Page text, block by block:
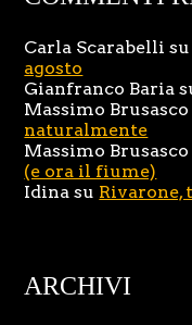
Carla Scarabelli su
agosto
Gianfranco Baria
Massimo Brusasco
naturalmente
Massimo Brusasco
(e ora il fiume)
Idina su Rivarone,
ARCHIVI